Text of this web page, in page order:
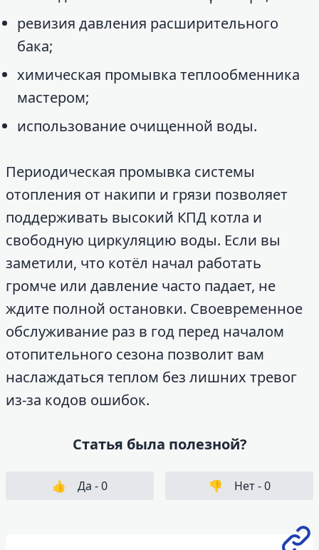
ревизия давления расширительного
бака;
химическая промывка теплообменника
мастером;
использование очищенной воды.
Периодическая промывка системы
отопления от накипи и грязи позволяет
поддерживать высокий КПД котла и
свободную циркуляцию воды. Если вы
заметили, что котёл начал работать
громче или давление часто падает, не
ждите полной остановки. Своевременное
обслуживание раз в год перед началом
отопительного сезона позволит вам
наслаждаться теплом без лишних тревог
из-за кодов ошибок.
Статья была полезной?
👍 Да -0 👎 Нет -0